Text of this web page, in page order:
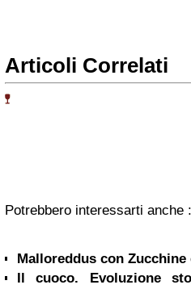
Articoli Correlati
Potrebbero interessarti anche :
Malloreddus con Zucchine
Il cuoco. Evoluzione